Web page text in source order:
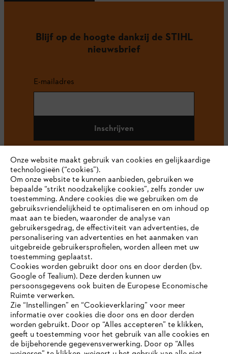
Blijf op de hoogte dankzij de STIHL
nieuwsbrief
E-mailadres
Inschrijven
#STIHL
Bedrijf
STIHL FAQ
Contact
JE BROWSER WORDT NIET
ONDERSTEUND
Onze website maakt gebruik van cookies en gelijkaardige
technologieën (“cookies”).
Om onze website te kunnen aanbieden, gebruiken we
bepaalde “strikt noodzakelijke cookies”, zelfs zonder uw
toestemming. Andere cookies die we gebruiken om de
gebruiksvriendelijkheid te optimaliseren en om inhoud op
maat aan te bieden, waaronder de analyse van
gebruikersgedrag, de effectiviteit van advertenties, de
personalisering van advertenties en het aanmaken van
uitgebreide gebruikersprofielen, worden alleen met uw
toestemming geplaatst.
Cookies worden gebruikt door ons en door derden (bv.
Google of Tealium). Deze derden kunnen uw
persoonsgegevens ook buiten de Europese Economische
Ruimte verwerken.
Zie “Instellingen” en “Cookieverklaring” voor meer
informatie over cookies die door ons en door derden
worden gebruikt. Door op “Alles accepteren” te klikken,
geeft u toestemming voor het gebruik van alle cookies en
de bijbehorende gegevensverwerking. Door op “Alles